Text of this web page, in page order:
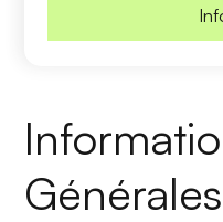
Générales